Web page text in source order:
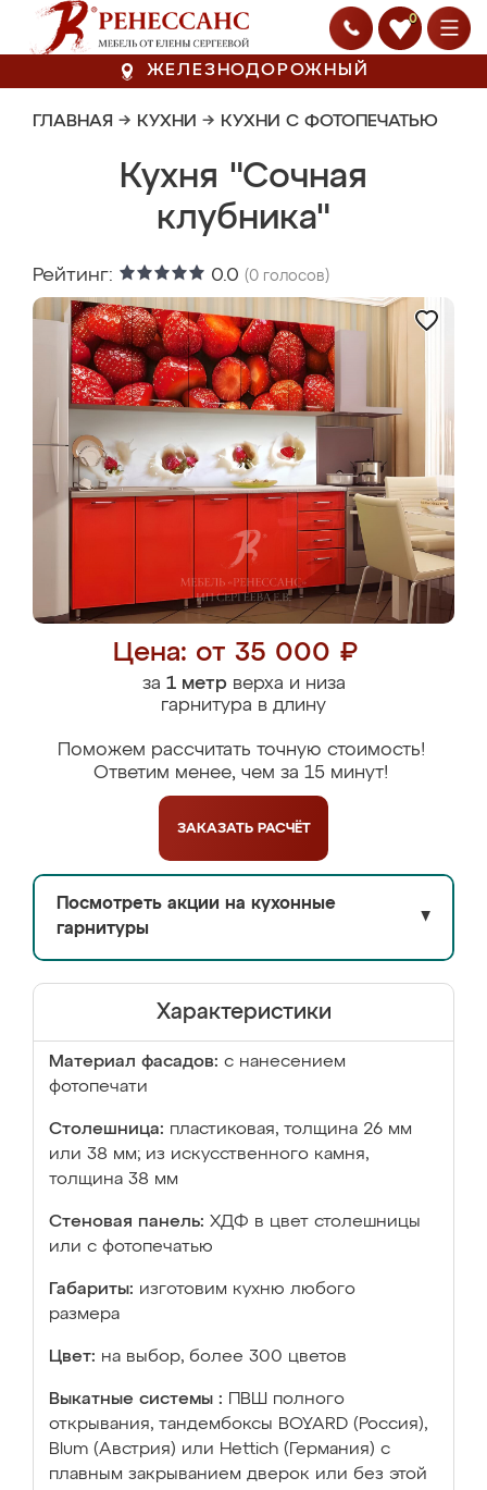
0
ЖЕЛЕЗНОДОРОЖНЫЙ
ГЛАВНАЯ → КУХНИ → КУХНИ С ФОТОПЕЧАТЬЮ
Кухня "Сочная
клубника"
Рейтинг: 0.0 (0 голосов)
Цена: от 35 000 ₽
за 1 метрверха и низа
гарнитура в длину
Поможем рассчитать точную стоимость!
Ответим менее, чем за 15 минут!
ЗАКАЗАТЬ РАСЧЁТ
Посмотреть акции на кухонные
гарнитуры
▼
Характеристики
Материал фасадов: с нанесением
фотопечати
Столешница: пластиковая, толщина 26 мм
или 38 мм; из искусственного камня,
толщина 38 мм
Стеновая панель: ХДФ в цвет столешницы
или с фотопечатью
Габариты: изготовим кухню любого
размера
Цвет: на выбор, более 300 цветов
Выкатные системы :
ПВШ полного
открывания, тандембоксы BOYARD (Россия),
Blum (Австрия) или Hettich (Германия) с
плавным закрыванием дверок или без этой